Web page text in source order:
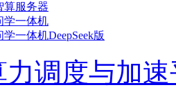
算服务器
学一体机
一体机DeepSeek版
力调度与加